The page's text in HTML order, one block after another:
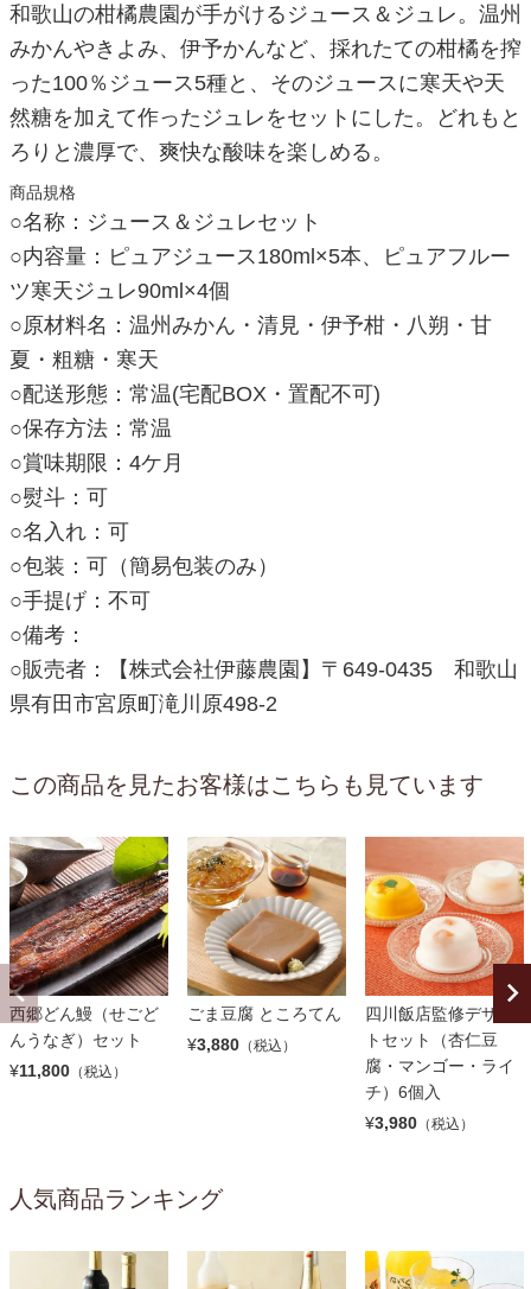
和歌山の柑橘農園が手がけるジュース＆ジュレ。温州
みかんやきよみ、伊予かんなど、採れたての柑橘を搾
った100％ジュース5種と、そのジュースに寒天や天
然糖を加えて作ったジュレをセットにした。どれもと
ろりと濃厚で、爽快な酸味を楽しめる。
商品規格
○名称：ジュース＆ジュレセット
○内容量：ピュアジュース180ml×5本、ピュアフルー
ツ寒天ジュレ90ml×4個
○原材料名：温州みかん・清見・伊予柑・八朔・甘
夏・粗糖・寒天
○配送形態：常温(宅配BOX・置配不可)
○保存方法：常温
○賞味期限：4ケ月
○熨斗：可
○名入れ：可
○包装：可（簡易包装のみ）
○手提げ：不可
○備考：
○販売者：【株式会社伊藤農園】〒649-0435 和歌山
県有田市宮原町滝川原498-2
この商品を見たお客様はこちらも見ています
西郷どん鰻（せごど
んうなぎ）セット
¥11,800 （税込）
ごま豆腐 ところてん
¥3,880 （税込）
四川飯店監修デザー
トセット（杏仁豆
腐・マンゴー・ライ
チ）6個入
¥3,980 （税込）
人気商品ランキング